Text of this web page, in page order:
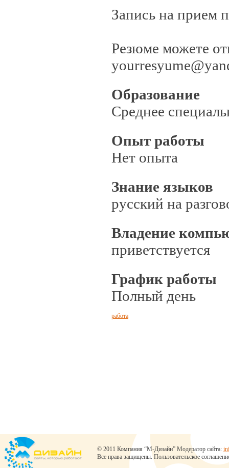
Запись на прием
Резюме можете
Образование
Среднее
Опыт работы
Нет опыта
Знание языков
русский на
Владение
приветствуется
График работы
Полный день
работа
© 2011 Компания “М-Дизайн” Модератор сайта:
Все права защищены.Пользовательское